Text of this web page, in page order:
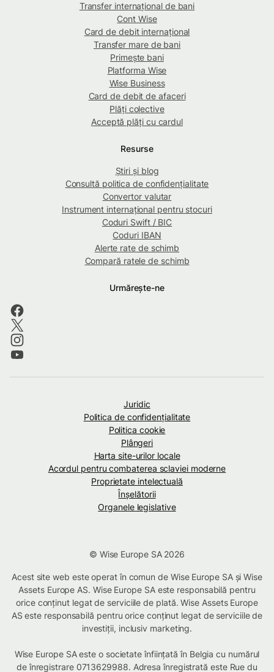
Transfer internațional de bani
Cont Wise
Card de debit internațional
Transfer mare de bani
Primește bani
Platforma Wise
Wise Business
Card de debit de afaceri
Plăți colective
Acceptă plăți cu cardul
Resurse
Știri și blog
Consultă politica de confidențialitate
Convertor valutar
Instrument internațional pentru stocuri
Coduri Swift / BIC
Coduri IBAN
Alerte rate de schimb
Compară ratele de schimb
Urmărește-ne
Juridic
Politica de confidenţialitate
Politica cookie
Plângeri
Harta site-urilor locale
Acordul pentru combaterea sclaviei moderne
Proprietate intelectuală
Înșelătorii
Organele legislative
© Wise Europe SA 2026
Acest site web este operat în comun de Wise Europe SA și Wise
Assets Europe AS. Wise Europe SA este responsabilă pentru
orice conținut legat de serviciile de plată. Wise Assets Europe
AS este responsabilă pentru orice conținut legat de serviciile de
investiții, inclusiv marketing.
Wise Europe SA este o societate înființată în Belgia cu numărul
de înregistrare 0713629988. Adresa înregistrată este Rue du